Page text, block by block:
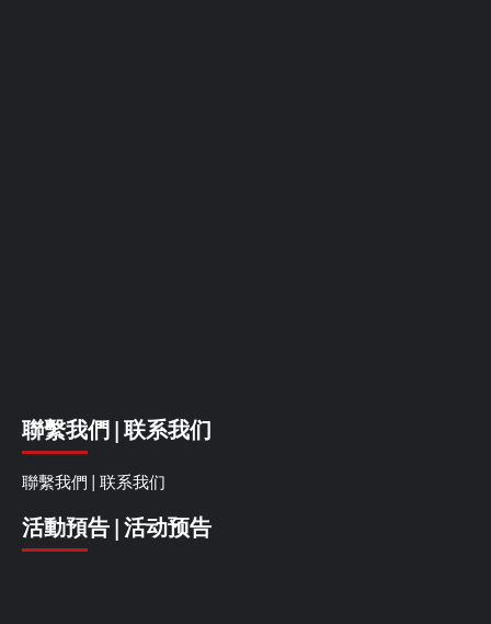
聯繫我們 | 联系我们
聯繫我們 | 联系我们
活動預告 | 活动预告